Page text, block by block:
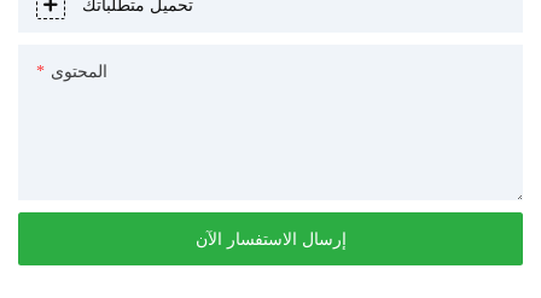
تحميل متطلباتك
المحتوى
إرسال الاستفسار الآن